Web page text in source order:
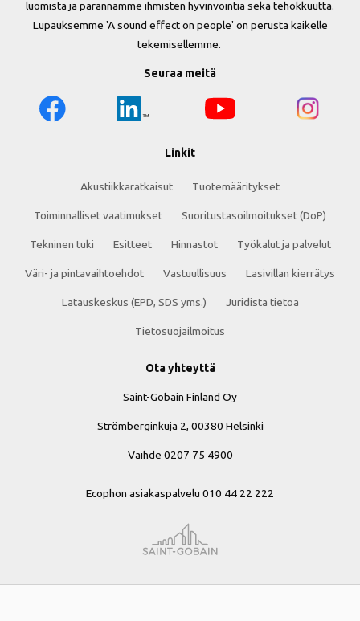
luomista ja parannamme ihmisten hyvinvointia sekä tehokkuutta.
Lupauksemme 'A sound effect on people' on perusta kaikelle
tekemisellemme.
Seuraa meitä
Linkit
Akustiikkaratkaisut Tuotemääritykset
Toiminnalliset vaatimukset Suoritustasoilmoitukset (DoP)
Tekninen tuki Esitteet Hinnastot Työkalut ja palvelut
Väri- ja pintavaihtoehdot Vastuullisuus Lasivillan kierrätys
Latauskeskus (EPD, SDS yms.) Juridista tietoa
Tietosuojailmoitus
Ota yhteyttä
Saint-Gobain Finland Oy
Strömberginkuja 2, 00380 Helsinki
Vaihde 0207 75 4900
Ecophon asiakaspalvelu 010 44 22 222